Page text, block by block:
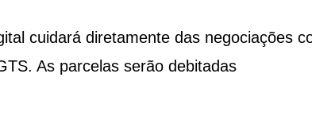
cuidará diretamente das negociações
As parcelas serão debitadas